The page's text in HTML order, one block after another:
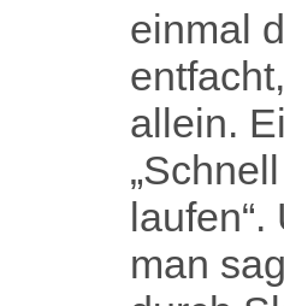
einmal
allein.
man